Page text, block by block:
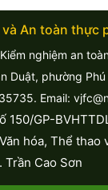
An toàn thực
nghiệm an
Duật, phường Phú
Email:
150/GP-
hóa, Thể thao
Trần Cao Sơn